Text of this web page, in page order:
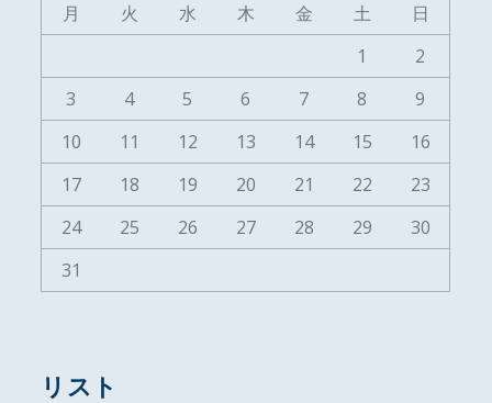
月 火 水 木 金 土
日
1
2
3
4 5 6 7 8
9
10
11 12 13 14 15
16
17
18 19 20 21 22
23
24
25 26 27 28 29
30
31
リスト